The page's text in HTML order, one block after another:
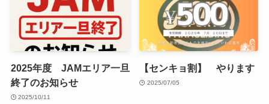
2025年度 JAMエリア一旦
終了のお知らせ
2025/10/11
【センキョ割】 やります
2025/07/05